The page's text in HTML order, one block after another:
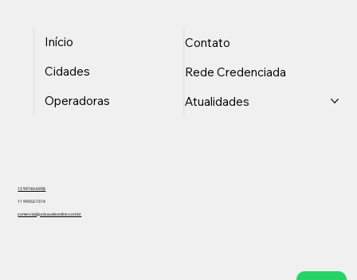
Início
Cidades
Operadoras
Contato
Rede Credenciada
Atualidades
12 99740-6958
11 99553-7374
comercial@unisaudeonline.com.br